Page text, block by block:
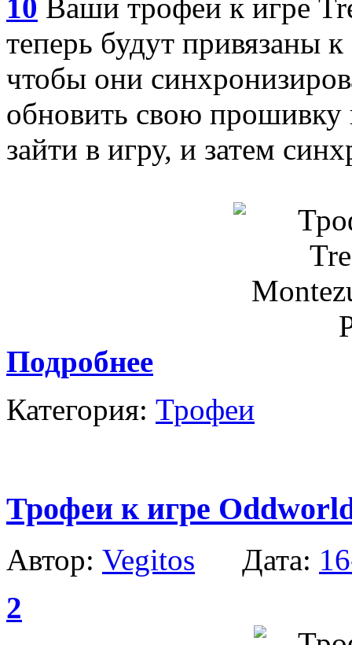
10 Ваши трофеи к игре
теперь будут привязаны
чтобы они
обновить свою прошивку
зайти в игру, и затем
Подробнее
Категория: Трофеи
Трофеи к игре
Автор: Vegitos Дата:
2